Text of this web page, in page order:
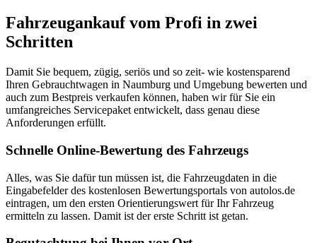
Fahrzeugankauf vom Profi in zwei
Schritten
Damit Sie bequem, zügig, seriös und so zeit- wie kostensparend
Ihren Gebrauchtwagen in Naumburg und Umgebung bewerten und
auch zum Bestpreis verkaufen können, haben wir für Sie ein
umfangreiches Servicepaket entwickelt, dass genau diese
Anforderungen erfüllt.
Schnelle Online-Bewertung des Fahrzeugs
Alles, was Sie dafür tun müssen ist, die Fahrzeugdaten in die
Eingabefelder des kostenlosen Bewertungsportals von autolos.de
eintragen, um den ersten Orientierungswert für Ihr Fahrzeug
ermitteln zu lassen. Damit ist der erste Schritt ist getan.